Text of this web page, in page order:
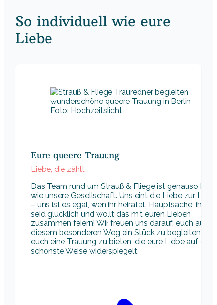
So individuell wie eure
Liebe
Foto: Hochzeitslicht
Eure queere Trauung
Liebe, die zählt
Das Team rund um Strauß & Fliege ist genauso bunt
wie unsere Gesellschaft. Uns eint die Liebe zur Liebe
– uns ist es egal, wen ihr heiratet. Hauptsache, ihr
seid glücklich und wollt das mit euren Lieben
zusammen feiern! Wir freuen uns darauf, euch auf
diesem besonderen Weg ein Stück zu begleiten und
euch eine Trauung zu bieten, die eure Liebe auf die
schönste Weise widerspiegelt.